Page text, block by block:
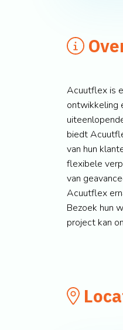
Acuutflex is
ontwikkeling
biedt
van hun
flexibele
van
Acuutflex
Bezoek hun
project kan